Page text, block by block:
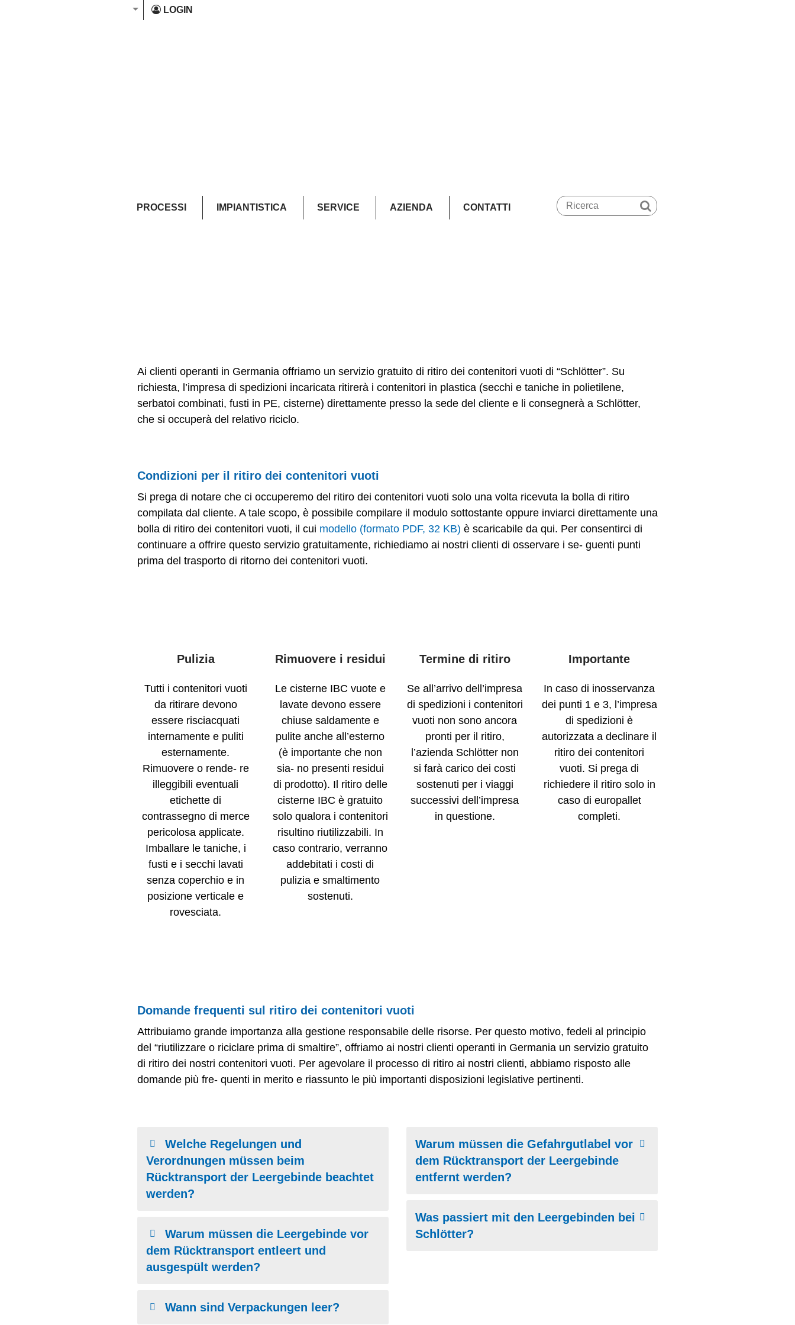
LOGIN
PROCESSI IMPIANTISTICA SERVICE AZIENDA CONTATTI
Ai clienti operanti in Germania offriamo un servizio gratuito di ritiro dei contenitori vuoti di “Schlötter”. Su
richiesta, l’impresa di spedizioni incaricata ritirerà i contenitori in plastica (secchi e taniche in polietilene,
serbatoi combinati, fusti in PE, cisterne) direttamente presso la sede del cliente e li consegnerà a Schlötter,
che si occuperà del relativo riciclo.
Condizioni per il ritiro dei contenitori vuoti
Si prega di notare che ci occuperemo del ritiro dei contenitori vuoti solo una volta ricevuta la bolla di ritiro
compilata dal cliente. A tale scopo, è possibile compilare il modulo sottostante oppure inviarci direttamente una
bolla di ritiro dei contenitori vuoti, il cui modello (formato PDF, 32 KB) è scaricabile da qui. Per consentirci di
continuare a offrire questo servizio gratuitamente, richiediamo ai nostri clienti di osservare i se- guenti punti
prima del trasporto di ritorno dei contenitori vuoti.
Pulizia
Tutti i contenitori vuoti
da ritirare devono
essere risciacquati
internamente e puliti
esternamente.
Rimuovere o rende- re
illeggibili eventuali
etichette di
contrassegno di merce
pericolosa applicate.
Imballare le taniche, i
fusti e i secchi lavati
senza coperchio e in
posizione verticale e
rovesciata.
Rimuovere i residui
Le cisterne IBC vuote e
lavate devono essere
chiuse saldamente e
pulite anche all’esterno
(è importante che non
sia- no presenti residui
di prodotto). Il ritiro delle
cisterne IBC è gratuito
solo qualora i contenitori
risultino riutilizzabili. In
caso contrario, verranno
addebitati i costi di
pulizia e smaltimento
sostenuti.
Termine di ritiro
Se all’arrivo dell’impresa
di spedizioni i contenitori
vuoti non sono ancora
pronti per il ritiro,
l’azienda Schlötter non
si farà carico dei costi
sostenuti per i viaggi
successivi dell’impresa
in questione.
Importante
In caso di inosservanza
dei punti 1 e 3, l’impresa
di spedizioni è
autorizzata a declinare il
ritiro dei contenitori
vuoti. Si prega di
richiedere il ritiro solo in
caso di europallet
completi.
Domande frequenti sul ritiro dei contenitori vuoti
Attribuiamo grande importanza alla gestione responsabile delle risorse. Per questo motivo, fedeli al principio
del “riutilizzare o riciclare prima di smaltire”, offriamo ai nostri clienti operanti in Germania un servizio gratuito
di ritiro dei nostri contenitori vuoti. Per agevolare il processo di ritiro ai nostri clienti, abbiamo risposto alle
domande più fre- quenti in merito e riassunto le più importanti disposizioni legislative pertinenti.
Welche Regelungen und
Verordnungen müssen beim
Rücktransport der Leergebinde beachtet
werden?
Warum müssen die Leergebinde vor
dem Rücktransport entleert und
ausgespült werden?
Wann sind Verpackungen leer?
Warum müssen die Gefahrgutlabel vor
dem Rücktransport der Leergebinde
entfernt werden?
Was passiert mit den Leergebinden bei
Schlötter?